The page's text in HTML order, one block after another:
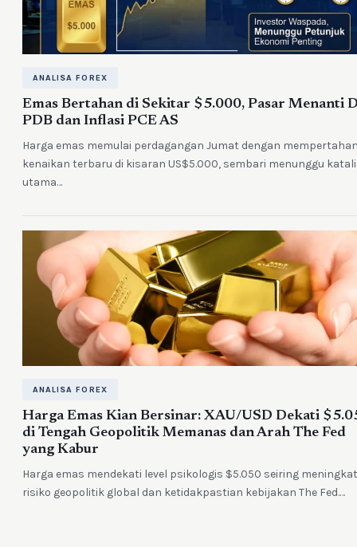
ANALISA FOREX
Emas Bertahan di Sekitar $5.000, Pasar Menanti
PDB dan Inflasi PCE AS
Harga emas memulai perdagangan Jumat dengan
kenaikan terbaru di kisaran US$5.000, sembari menunggu
utama…
ANALISA FOREX
Harga Emas Kian Bersinar: XAU/USD Dekati
di Tengah Geopolitik Memanas dan Arah The Fed
yang Kabur
Harga emas mendekati level psikologis $5.050 seiring
risiko geopolitik global dan ketidakpastian kebijakan The Fed.…